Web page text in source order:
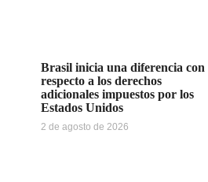
Brasil inicia una diferencia con
respecto a los derechos
adicionales impuestos por los
Estados Unidos
2 de agosto de 2026